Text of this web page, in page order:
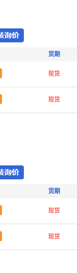
货期
现货
现货
货期
现货
现货